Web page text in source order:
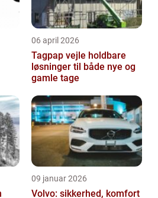
06 april 2026
Tagpap vejle holdbare
løsninger til både nye og
gamle tage
09 januar 2026
Volvo: sikkerhed, komfort